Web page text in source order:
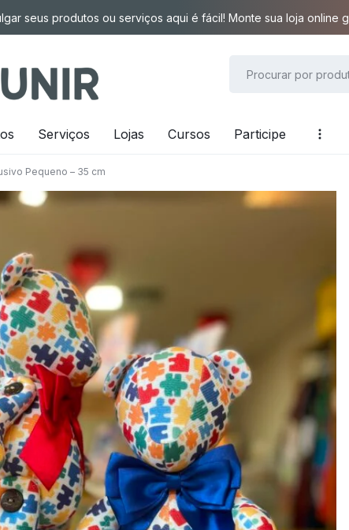
seus produtos ou serviços aqui é fácil! Monte sua loja online
Serviços Lojas Cursos Participe
Pequeno – 35 cm